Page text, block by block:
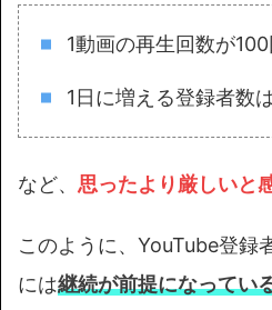
1動画の再生回数が
1日に増える登録者数
など、 思ったより厳しいと
このように、YouTube登録
には継続が前提になってい